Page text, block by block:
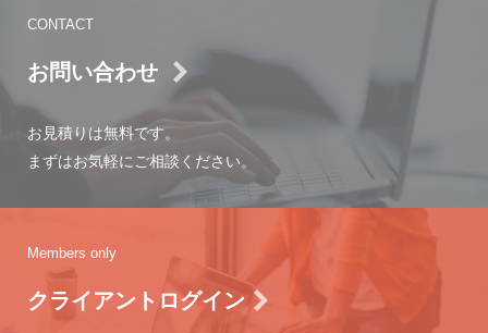
CONTACT
お問い合わせ
お見積りは無料です。
まずはお気軽にご相談ください。
Members only
クライアントログイン